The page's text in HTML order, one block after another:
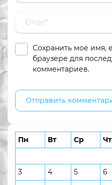
Сохранить моё имя,
браузере для
комментариев.
Пн Вт Ср Чт
3
4 5 6